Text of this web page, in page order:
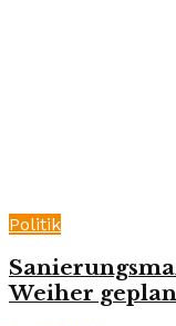
Politik
Weiher